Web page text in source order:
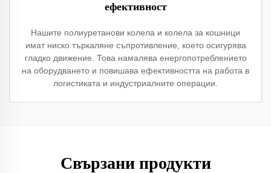
ефективност
Нашите полиуретанови колела и колела за кошници
имат ниско търкаляне съпротивление, което осигурява
гладко движение. Това намалява енергопотреблението
на оборудването и повишава ефективността на работа в
логистиката и индустриалните операции.
Свързани продукти